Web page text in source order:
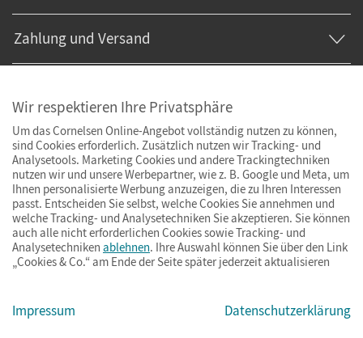
Zahlung und Versand
© Cornelsen Verlag 2026
ImpressumAGBDatenschutzBarrierefreiheitCookies & Co.
Wir respektieren Ihre Privatsphäre
Um das Cornelsen Online-Angebot vollständig nutzen zu können,
sind Cookies erforderlich. Zusätzlich nutzen wir Tracking- und
Analysetools. Marketing Cookies und andere Trackingtechniken
nutzen wir und unsere Werbepartner, wie z. B. Google und Meta, um
Ihnen personalisierte Werbung anzuzeigen, die zu Ihren Interessen
passt. Entscheiden Sie selbst, welche Cookies Sie annehmen und
welche Tracking- und Analysetechniken Sie akzeptieren. Sie können
auch alle nicht erforderlichen Cookies sowie Tracking- und
Analysetechniken ablehnen. Ihre Auswahl können Sie über den Link
„Cookies & Co.“ am Ende der Seite später jederzeit aktualisieren
Impressum Datenschutzerklärung